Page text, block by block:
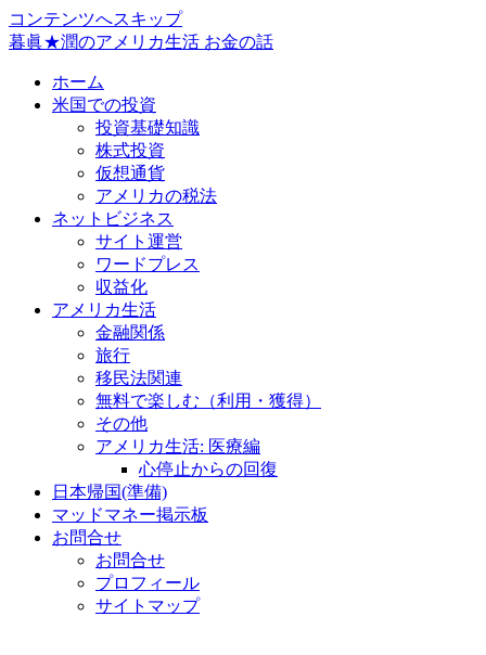
コンテンツへスキップ
暮眞★潤のアメリカ生活 お金の話
ホーム
米国での投資
投資基礎知識
株式投資
仮想通貨
アメリカの税法
ネットビジネス
サイト運営
ワードプレス
収益化
アメリカ生活
金融関係
旅行
移民法関連
無料で楽しむ（利用・獲得）
その他
アメリカ生活: 医療編
心停止からの回復
日本帰国(準備)
マッドマネー掲示板
お問合せ
お問合せ
プロフィール
サイトマップ